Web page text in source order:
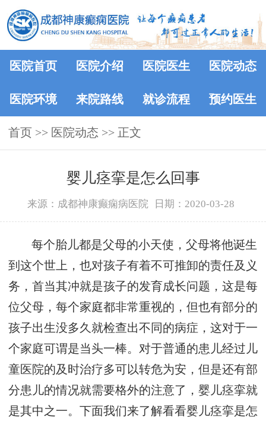
医院首页 医院介绍 医院医生 医院动态
医院环境 来院路线 就诊流程 预约医生
首页 >> 医院动态 >> 正文
婴儿痉挛是怎么回事
来源：成都神康癫痫病医院 日期：2020-03-28
每个胎儿都是父母的小天使，父母将他诞生
到这个世上，也对孩子有着不可推卸的责任及义
务，首当其冲就是孩子的发育成长问题，这是每
位父母，每个家庭都非常重视的，但也有部分的
孩子出生没多久就检查出不同的病症，这对于一
个家庭可谓是当头一棒。对于普通的患儿经过儿
童医院的及时治疗多可以转危为安，但是还有部
分患儿的情况就需要格外的注意了，婴儿痉挛就
是其中之一。下面我们来了解看看婴儿痉挛是怎